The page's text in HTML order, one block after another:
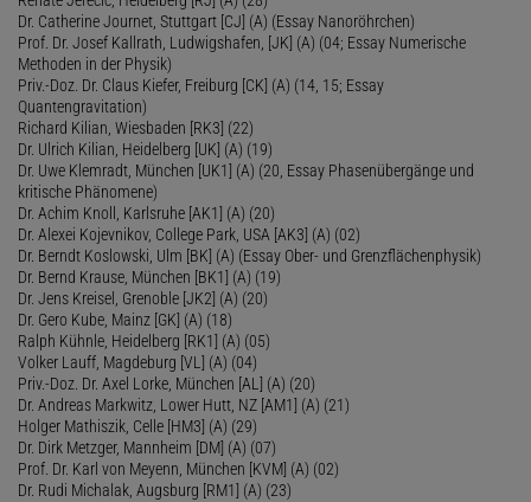
Dr. Catherine Journet, Stuttgart [CJ] (A) (Essay Nanoröhrchen)
Prof. Dr. Josef Kallrath, Ludwigshafen, [JK] (A) (04; Essay Numerische
Methoden in der Physik)
Priv.-Doz. Dr. Claus Kiefer, Freiburg [CK] (A) (14, 15; Essay
Quantengravitation)
Richard Kilian, Wiesbaden [RK3] (22)
Dr. Ulrich Kilian, Heidelberg [UK] (A) (19)
Dr. Uwe Klemradt, München [UK1] (A) (20, Essay Phasenübergänge und
kritische Phänomene)
Dr. Achim Knoll, Karlsruhe [AK1] (A) (20)
Dr. Alexei Kojevnikov, College Park, USA [AK3] (A) (02)
Dr. Berndt Koslowski, Ulm [BK] (A) (Essay Ober- und Grenzflächenphysik)
Dr. Bernd Krause, München [BK1] (A) (19)
Dr. Jens Kreisel, Grenoble [JK2] (A) (20)
Dr. Gero Kube, Mainz [GK] (A) (18)
Ralph Kühnle, Heidelberg [RK1] (A) (05)
Volker Lauff, Magdeburg [VL] (A) (04)
Priv.-Doz. Dr. Axel Lorke, München [AL] (A) (20)
Dr. Andreas Markwitz, Lower Hutt, NZ [AM1] (A) (21)
Holger Mathiszik, Celle [HM3] (A) (29)
Dr. Dirk Metzger, Mannheim [DM] (A) (07)
Prof. Dr. Karl von Meyenn, München [KVM] (A) (02)
Dr. Rudi Michalak, Augsburg [RM1] (A) (23)